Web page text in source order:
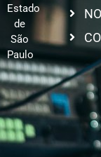
Estado
de
São
Paulo